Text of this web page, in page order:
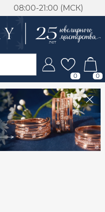
08:00-21:00 (МСК)
0 0